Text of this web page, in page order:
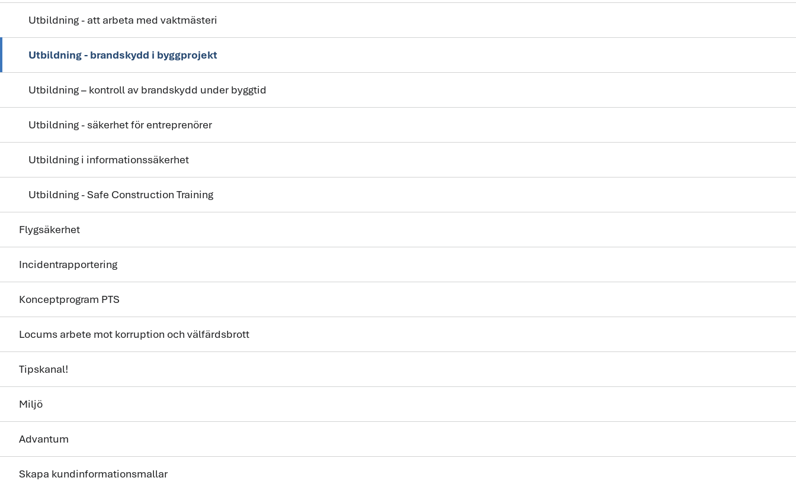
Utbildning - att arbeta med vaktmästeri
Utbildning - brandskydd i byggprojekt
Utbildning – kontroll av brandskydd under byggtid
Utbildning - säkerhet för entreprenörer
Utbildning i informationssäkerhet
Utbildning - Safe Construction Training
Flygsäkerhet
Incidentrapportering
Konceptprogram PTS
Locums arbete mot korruption och välfärdsbrott
Tipskanal!
Miljö
Advantum
Skapa kundinformationsmallar